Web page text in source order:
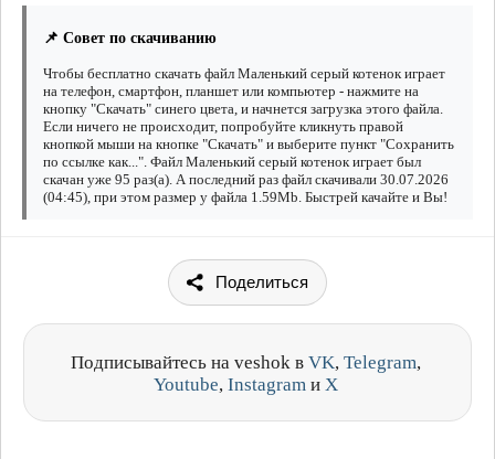
📌 Совет по скачиванию
Чтобы бесплатно скачать файл Маленький серый котенок играет
на телефон, смартфон, планшет или компьютер - нажмите на
кнопку "Скачать" синего цвета, и начнется загрузка этого файла.
Если ничего не происходит, попробуйте кликнуть правой
кнопкой мыши на кнопке "Скачать" и выберите пункт "Сохранить
по ссылке как...". Файл Маленький серый котенок играет был
скачан уже 95 раз(а). А последний раз файл скачивали 30.07.2026
(04:45), при этом размер у файла 1.59Mb. Быстрей качайте и Вы!
Поделиться
Подписывайтесь на veshok в VK, Telegram,
Youtube, Instagram и X